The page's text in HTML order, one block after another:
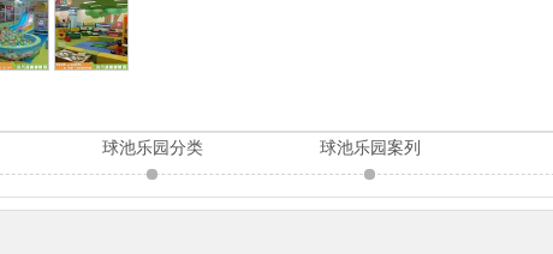
球池乐园分类 球池乐园案列